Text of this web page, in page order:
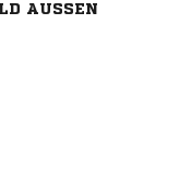
AUSSEN